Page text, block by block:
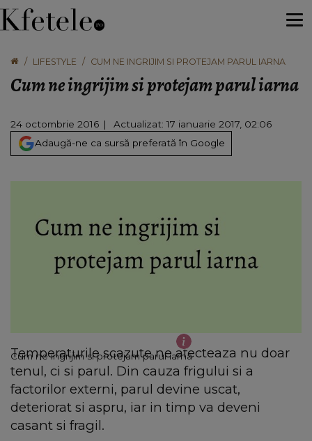
LIFESTYLE CUM NE INGRIJIM SI PROTEJAM PARUL IARNA
Cum ne ingrijim si protejam parul iarna
24 octombrie 2016
Actualizat: 17 ianuarie 2017, 02:06
Adaugă-ne ca sursă preferată în Google
Cum ne ingrijim si protejam parul iarna
Temperaturile scazute ne afecteaza nu doar
tenul, ci si parul. Din cauza frigului si a
factorilor externi, parul devine uscat,
deteriorat si aspru, iar in timp va deveni
casant si fragil.